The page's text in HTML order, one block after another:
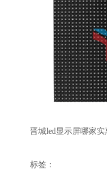
晋城led显示屏哪家
标签：